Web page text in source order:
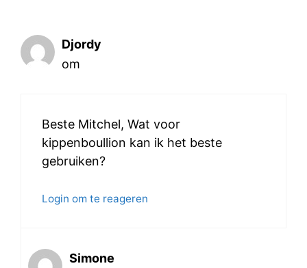
Djordy
om
Beste Mitchel, Wat voor
kippenboullion kan ik het beste
gebruiken?
Login om te reageren
Simone